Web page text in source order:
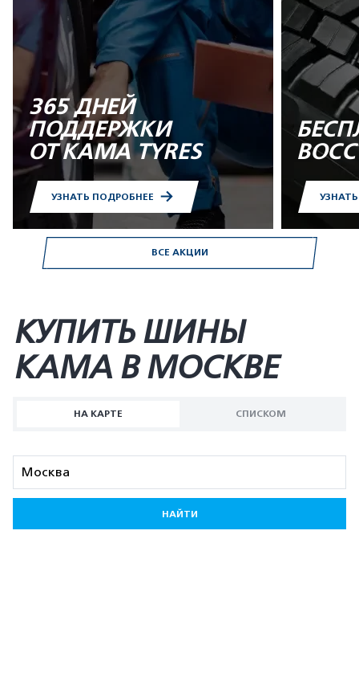
ВСЕ АКЦИИ
365 ДНЕЙ
ПОДДЕРЖКИ
ОТ KAMA TYRES
УЗНАТЬ ПОДРОБНЕЕ
КУПИТЬ ШИНЫ
KAMA В МОСКВЕ
НА КАРТЕ СПИСКОМ
НАЙТИ